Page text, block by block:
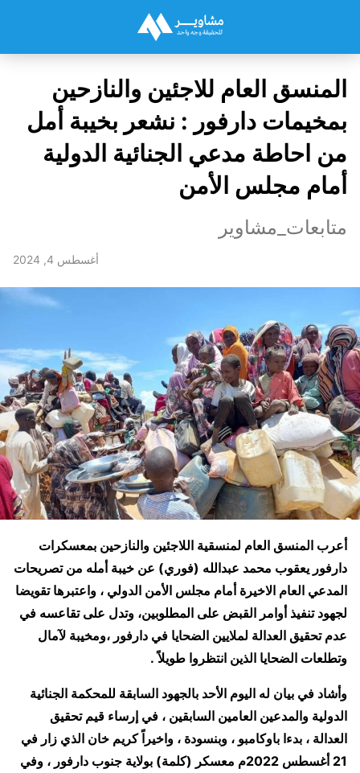
المنسق العام للاجئين والنازحين
بمخيمات دارفور : نشعر بخيبة أمل
من احاطة مدعي الجنائية الدولية
أمام مجلس الأمن
متابعات_مشاوير
أغسطس 4, 2024
أعرب المنسق العام لمنسقية اللاجئين والنازحين بمعسكرات
دارفور يعقوب محمد عبدالله (فوري) عن خيبة أمله من تصريحات
المدعي العام الاخيرة أمام مجلس الأمن الدولي ، واعتبرها تقويضا
لجهود تنفيذ أوامر القبض على المطلوبين، وتدل على تقاعسه في
عدم تحقيق العدالة لملايين الضحايا في دارفور ،ومخيبة لآمال
وتطلعات الضحايا الذين انتظروا طويلاً .
وأشاد في بيان له اليوم الأحد بالجهود السابقة للمحكمة الجنائية
الدولية والمدعين العامين السابقين ، في إرساء قيم تحقيق
العدالة ، بدءا باوكامبو ، وبنسودة ، واخيراً كريم خان الذي زار في
21 أغسطس 2022م معسكر (كلمة) بولاية جنوب دارفور ، وفي